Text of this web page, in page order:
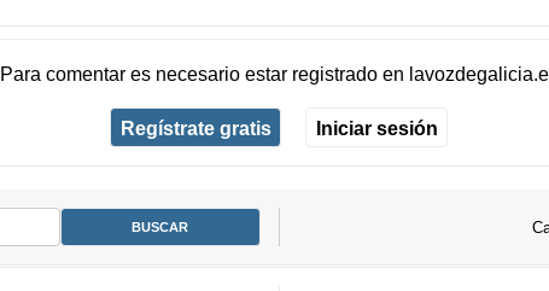
Para comentar es necesario estar registradoen
Regístrate gratis Iniciar sesión